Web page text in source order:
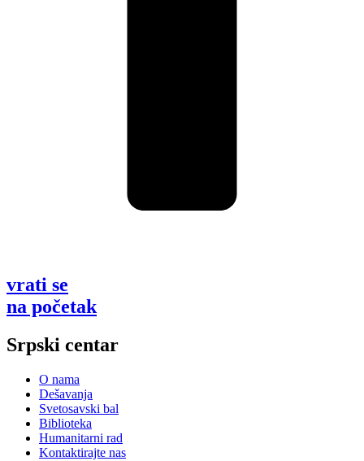
vrati se
na početak
Srpski centar
O nama
Dešavanja
Svetosavski bal
Biblioteka
Humanitarni rad
Kontaktirajte nas